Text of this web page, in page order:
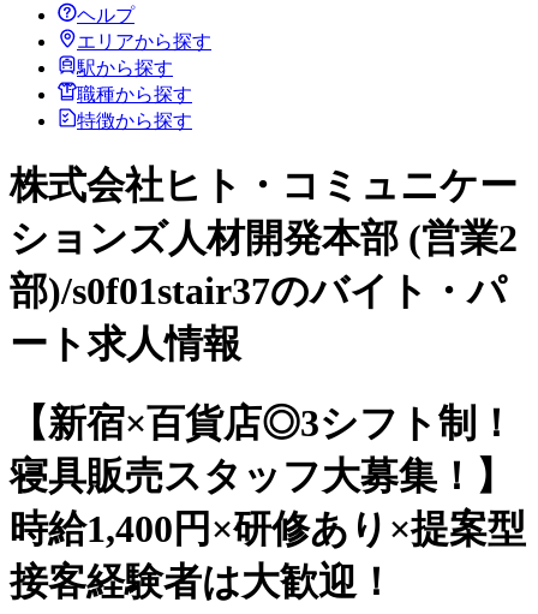
ヘルプ
エリアから探す
駅から探す
職種から探す
特徴から探す
株式会社ヒト・コミュニケー
ションズ人材開発本部 (営業2
部)/s0f01stair37のバイト・パ
ート求人情報
【新宿×百貨店◎3シフト制！
寝具販売スタッフ大募集！】
時給1,400円×研修あり×提案型
接客経験者は大歓迎！